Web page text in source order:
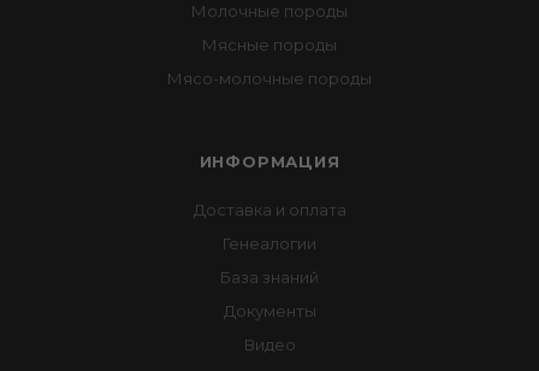
Молочные породы
Мясные породы
Мясо-молочные породы
ИНФОРМАЦИЯ
Доставка и оплата
Генеалогии
База знаний
Документы
Видео